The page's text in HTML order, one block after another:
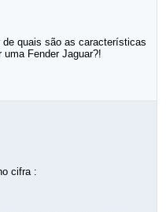
quais são as características
Fender Jaguar?!
cifra :